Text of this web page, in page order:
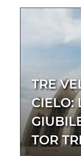
TRE
CIELO:
TOR